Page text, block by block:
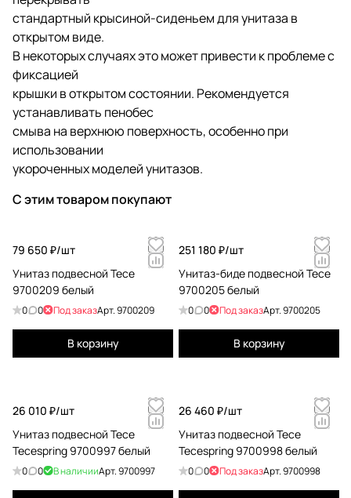
стандартный крысиной-сиденьем для унитаза в
открытом виде.
В некоторых случаях это может привести к проблеме с
фиксацией
крышки в открытом состоянии. Рекомендуется
устанавливать пенобес
смыва на верхнюю поверхность, особенно при
использовании
укороченных моделей унитазов.
С этим товаром покупают
79 650 ₽/шт
Унитаз подвесной Tece
9700209 белый
0 0 Под заказАрт.9700209
В корзину
251 180 ₽/шт
Унитаз-биде подвесной Tece
9700205 белый
0 0 Под заказАрт.9700205
В корзину
26 010 ₽/шт
Унитаз подвесной Tece
Tecespring 9700997 белый
0 0 В наличииАрт.9700997
26 460 ₽/шт
Унитаз подвесной Tece
Tecespring 9700998 белый
0 0 Под заказАрт.9700998